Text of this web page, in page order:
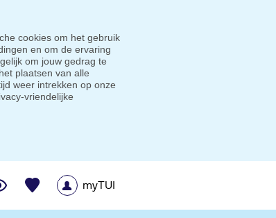
cookies om het gebruik
en om de ervaring
om jouw gedrag te
plaatsen van alle
weer intrekken op onze
vriendelijke
myTUI